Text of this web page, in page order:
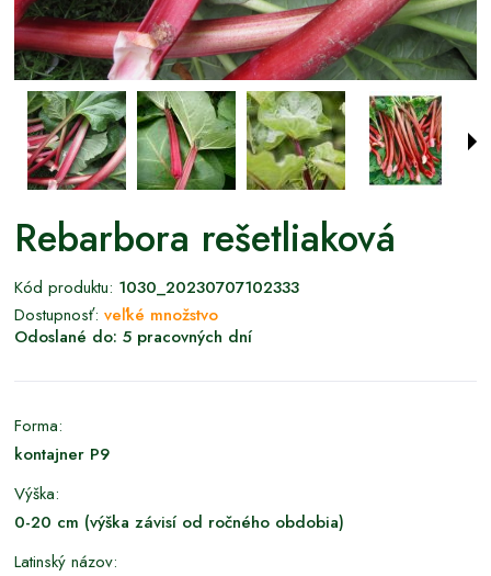
Rebarbora rešetliaková
Kód produktu: 1030_20230707102333
Dostupnosť: veľké množstvo
Odoslané do: 5 pracovných dní
Forma:
kontajner P9
Výška:
0-20 cm (výška závisí od ročného obdobia)
Latinský názov: